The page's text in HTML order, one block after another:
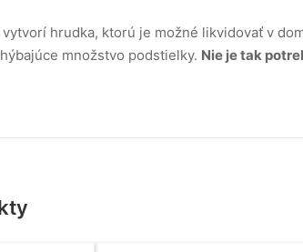
hrudka, ktorú je možné likvidovať v
množstvo podstielky. Nie je tak